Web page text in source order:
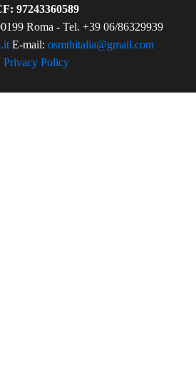
97243360589
Roma - Tel. +39 06/86329939
E-mail: osmthitalia@gmail.com
Privacy Policy